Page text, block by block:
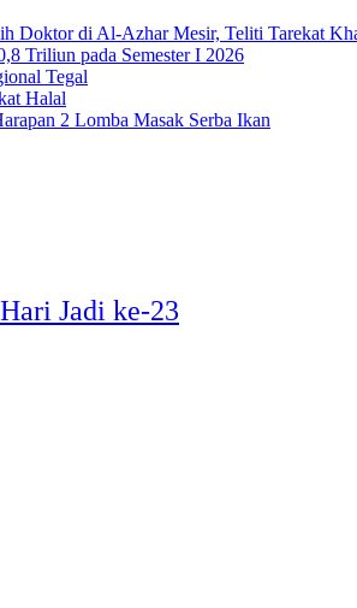
Doktor di Al-Azhar Mesir, Teliti Tarekat
Triliun pada Semester I 2026
Tegal
Halal
2 Lomba Masak Serba Ikan
Jadi ke-23